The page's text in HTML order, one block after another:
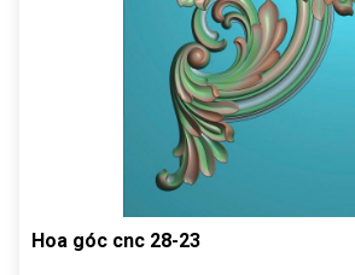
Hoa góc cnc 28-23